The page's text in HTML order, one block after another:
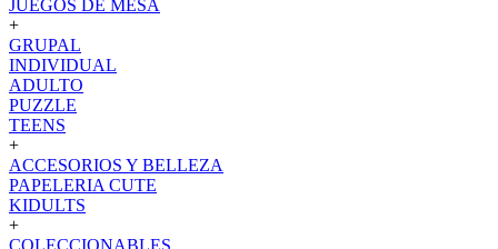
JUEGOS DE MESA
+
GRUPAL
INDIVIDUAL
ADULTO
PUZZLE
TEENS
+
ACCESORIOS Y BELLEZA
PAPELERIA CUTE
KIDULTS
+
COLECCIONABLES